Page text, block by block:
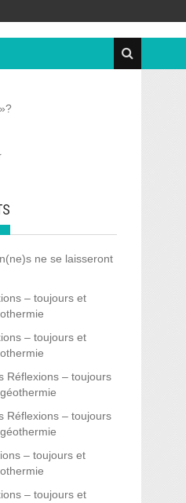
ne se laisseront
– toujours et
– toujours et
Réflexions – toujours
Réflexions – toujours
– toujours et
– toujours et